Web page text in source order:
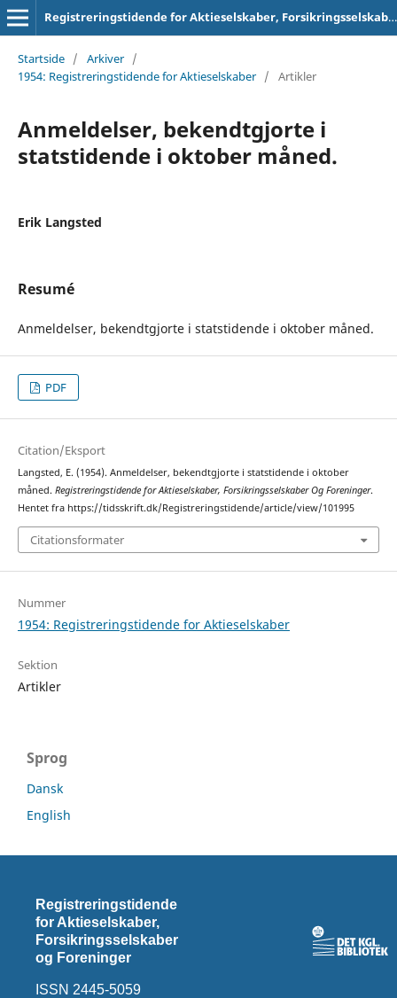
Registreringstidende for Aktieselskaber, Forsikringsselskaber og Foreninger
Startside / Arkiver /
1954: Registreringstidende for Aktieselskaber / Artikler
Anmeldelser, bekendtgjorte i
statstidende i oktober måned.
Erik Langsted
Resumé
Anmeldelser, bekendtgjorte i statstidende i oktober måned.
PDF
Citation/Eksport
Langsted, E. (1954). Anmeldelser, bekendtgjorte i statstidende i oktober
måned. Registreringstidende for Aktieselskaber, Forsikringsselskaber Og Foreninger.
Hentet fra https://tidsskrift.dk/Registreringstidende/article/view/101995
Citationsformater
Nummer
1954: Registreringstidende for Aktieselskaber
Sektion
Artikler
Sprog
Dansk
English
Registreringstidende
for Aktieselskaber,
Forsikringsselskaber
og Foreninger
ISSN 2445-5059